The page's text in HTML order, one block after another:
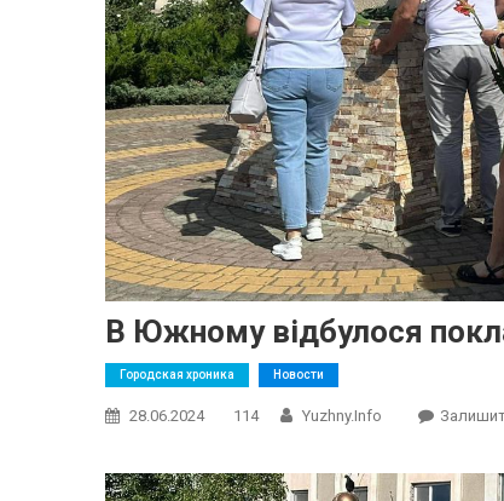
В Южному відбулося
Городская хроника Новости
28.06.2024 114 Yuzhny.info